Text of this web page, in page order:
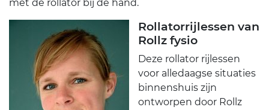
met de rollator bij de hand.
Rollatorrijlessen van
Rollz fysio
Deze rollator rijlessen
voor alledaagse situaties
binnenshuis zijn
ontworpen door Rollz